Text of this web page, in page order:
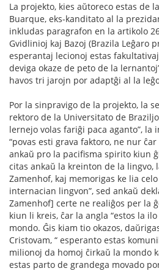
La projekto, kies aŭtoreco estas de
Buarque, eks-kanditato al la
inkludas paragrafon en la artikolo
Gvidlinioj kaj Bazoj (Brazila Leĝaro
esperantaj lecionoj estas
deviga okaze de peto de la
havos tri jarojn por adaptĝi al la
Por la sinpravigo de la projekto, la
rektoro de la Universitato de
lernejo volas fariĝi paca aganto”, la
“povas esti grava faktoro, ne nur
ankaŭ pro la pacifisma spirito kiun
citas ankaŭ la kreinton de la lingvo,
Zamenhof, kaj memorigas ke lia
internacian lingvon”, sed ankaŭ
Zamenhof] certe ne realiĝos per la
kiun li kreis, ĉar la angla “estos la
mondo. Ĝis kiam tio okazos,
Cristovam, “ esperanto estas
milionoj da homoj ĉirkaŭ la mondo
estas parto de grandega movado